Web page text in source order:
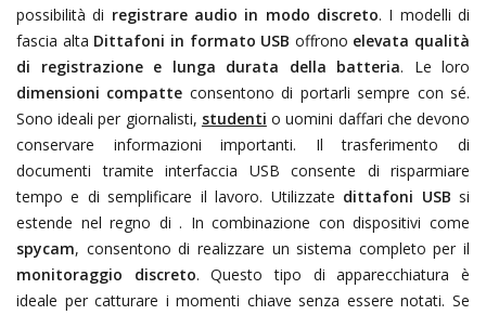
possibilità di registrare audio in modo discreto. I modelli di
fascia alta Dittafoni in formato USB offrono elevata qualità
di registrazione e lunga durata della batteria. Le loro
dimensioni compatte consentono di portarli sempre con sé.
Sono ideali per giornalisti, studenti o uomini daffari che devono
conservare informazioni importanti. Il trasferimento di
documenti tramite interfaccia USB consente di risparmiare
tempo e di semplificare il lavoro. Utilizzate dittafoni USB si
estende nel regno di . In combinazione con dispositivi come
spycam, consentono di realizzare un sistema completo per il
monitoraggio discreto. Questo tipo di apparecchiatura è
ideale per catturare i momenti chiave senza essere notati. Se